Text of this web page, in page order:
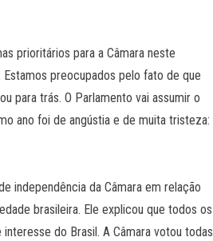
prioritários para a Câmara neste
preocupados pelo fato de que
para trás. O Parlamento vai assumir o
ano foi de angústia e de muita tristeza:
independência da Câmara em relação
brasileira. Ele explicou que todos os
do Brasil. A Câmara votou todas